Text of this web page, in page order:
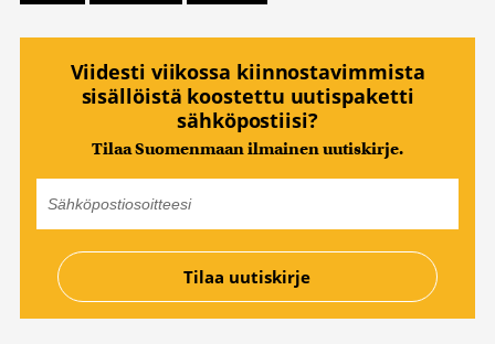
Viidesti viikossa kiinnostavimmista
sisällöistä koostettu uutispaketti
sähköpostiisi?
Tilaa Suomenmaan ilmainen uutiskirje.